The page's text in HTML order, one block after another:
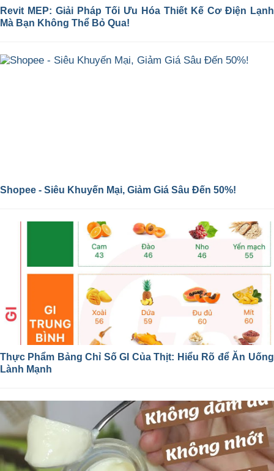
Revit MEP: Giải Pháp Tối Ưu Hóa Thiết Kế Cơ Điện Lạnh
Mà Bạn Không Thể Bỏ Qua!
Shopee - Siêu Khuyến Mại, Giảm Giá Sâu Đến 50%!
Thực Phẩm Bảng Chỉ Số GI Của Thịt: Hiểu Rõ để Ăn Uống
Lành Mạnh